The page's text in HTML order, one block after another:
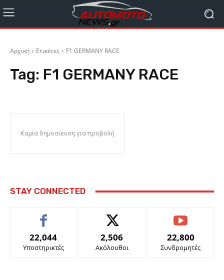
Αρχική Ετικέτες F1 GERMANY RACE
Tag: F1 GERMANY RACE
Καμία δημοσίευση για προβολή
STAY CONNECTED
22,044
Υποστηρικτές
2,506
Ακόλουθοι
22,800
Συνδρομητές